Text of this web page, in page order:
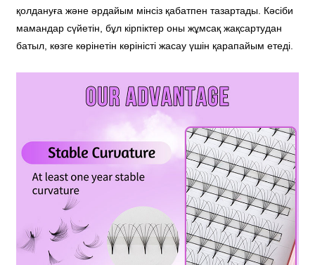
қолдануға және әрдайым мінсіз қабатпен тазартады. Кәсіби
мамандар сүйетін, бұл кірпіктер оны жұмсақ жақсартудан
батыл, көзге көрінетін көріністі жасау үшін қарапайым етеді.